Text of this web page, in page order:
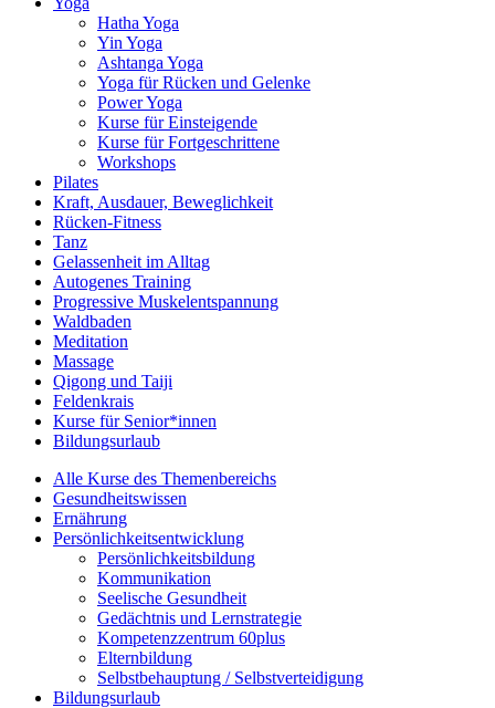
Hatha Yoga
Yin Yoga
Ashtanga Yoga
Yoga für Rücken und Gelenke
Power Yoga
Kurse für Einsteigende
Kurse für Fortgeschrittene
Workshops
Pilates
Kraft, Ausdauer, Beweglichkeit
Rücken-Fitness
Tanz
Gelassenheit im Alltag
Autogenes Training
Progressive Muskelentspannung
Waldbaden
Meditation
Massage
Qigong und Taiji
Feldenkrais
Kurse für Senior*innen
Bildungsurlaub
Alle Kurse des Themenbereichs
Gesundheitswissen
Ernährung
Persönlichkeitsentwicklung
Persönlichkeitsbildung
Kommunikation
Seelische Gesundheit
Gedächtnis und Lernstrategie
Kompetenzzentrum 60plus
Elternbildung
Selbstbehauptung / Selbstverteidigung
Bildungsurlaub